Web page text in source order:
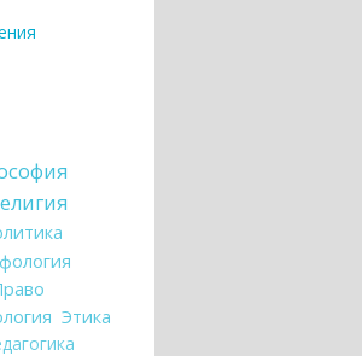
Этика